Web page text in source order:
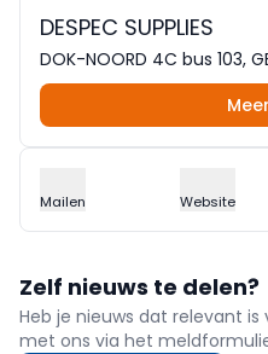
DESPEC SUPPLIES
DOK-NOORD 4C bus 103,
Mailen Website
Zelf nieuws te delen?
Heb je nieuws dat relevant
met ons via het